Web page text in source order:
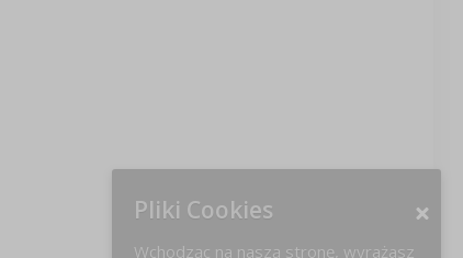
Pliki Cookies
Wchodząc na naszą stronę, wyrażasz